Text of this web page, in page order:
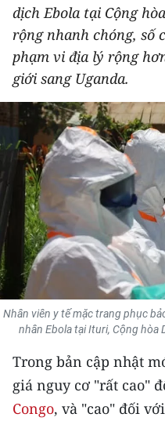
PHÁP LUẬT
DU LỊCH
THẾ GIỚI
THỂ THAO
GIÁO DỤC
Y TẾ
KHOA HỌC - CÔNG
MÔI TRƯỜNG
BẠN ĐỌC
KIỂM CHỨNG THÔNG TIN
TRI THỨC CHUYÊN SÂU
dịch Ebola tại Cộng
rộng nhanh chóng, số
phạm vi địa lý rộng
giới sang Uganda.
Nhân viên y tế mặc trang phục
nhân Ebola tại Ituri, Cộng hòa
Trong bản cập nhật
giá nguy cơ "rất cao"
Congo, và "cao" đối